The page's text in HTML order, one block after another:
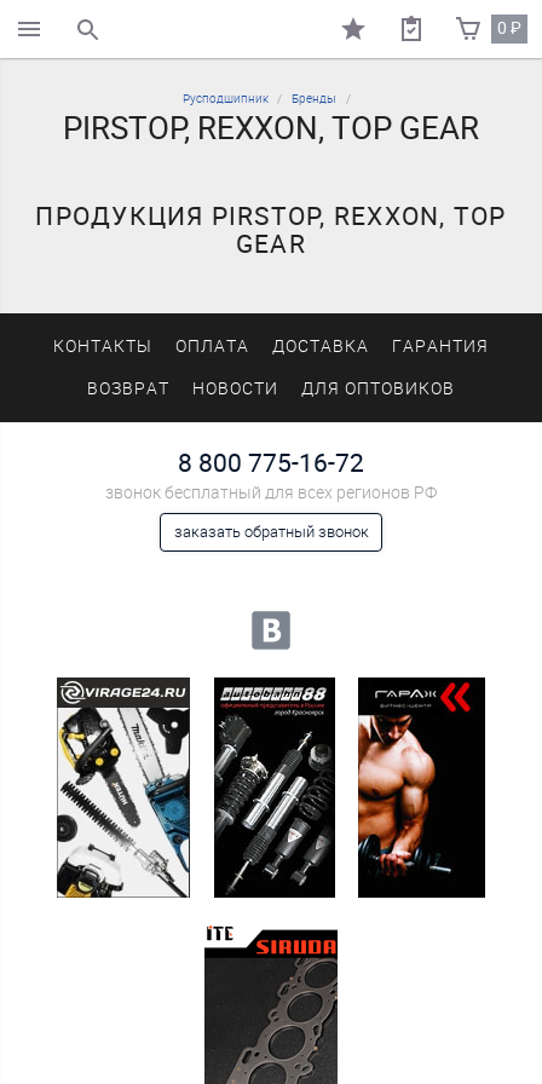
поиск по каталогу 0₽
Русподшипник Бренды
PIRSTOP, REXXON, TOP GEAR
ПРОДУКЦИЯ PIRSTOP, REXXON, TOP
GEAR
КОНТАКТЫ ОПЛАТА ДОСТАВКА ГАРАНТИЯ
ВОЗВРАТ НОВОСТИ ДЛЯ ОПТОВИКОВ
8 800 775-16-72
звонок бесплатный для всех регионов РФ
заказать обратный звонок